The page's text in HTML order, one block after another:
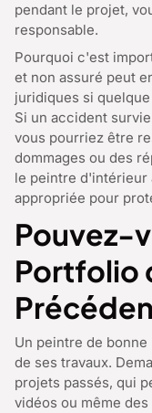
pendant le projet,
responsable.
Pourquoi c'est
et non assuré peut
juridiques si
Si un accident
vous pourriez être
dommages ou des
le peintre d'intérieur
appropriée pour
Pouvez-
Portfolio
Un peintre de
de ses travaux.
projets passés, qui
vidéos ou même